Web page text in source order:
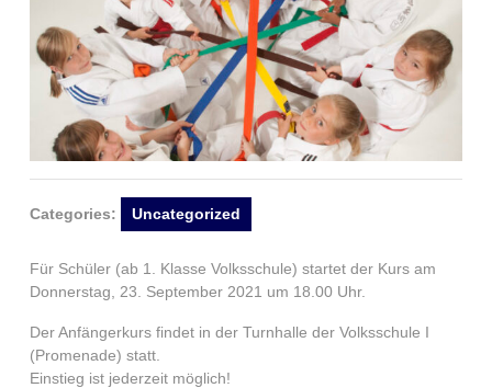
Categories: Uncategorized
Für Schüler (ab 1. Klasse Volksschule) startet der Kurs am
Donnerstag, 23. September 2021 um 18.00 Uhr.
Der Anfängerkurs findet in der Turnhalle der Volksschule I
(Promenade) statt.
Einstieg ist jederzeit möglich!